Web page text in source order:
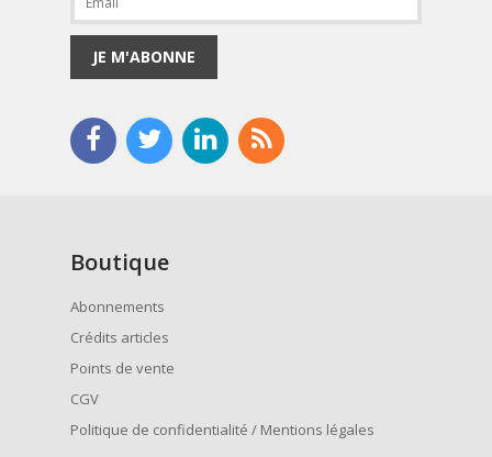
JE M'ABONNE
Boutique
Abonnements
Crédits articles
Points de vente
CGV
Politique de confidentialité / Mentions légales